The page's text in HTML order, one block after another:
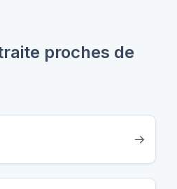
proches de